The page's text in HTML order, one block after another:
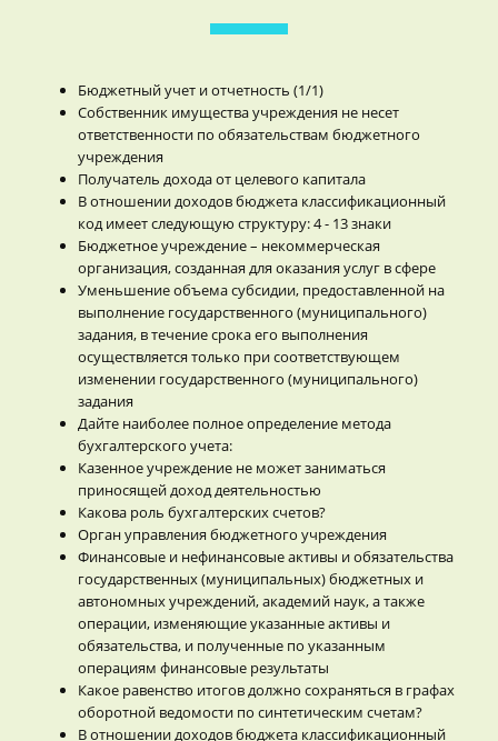
Бюджетный учет и отчетность (1/1)
Собственник имущества учреждения не несет
ответственности по обязательствам бюджетного
учреждения
Получатель дохода от целевого капитала
В отношении доходов бюджета классификационный
код имеет следующую структуру: 4 - 13 знаки
Бюджетное учреждение – некоммерческая
организация, созданная для оказания услуг в сфере
Уменьшение объема субсидии, предоставленной на
выполнение государственного (муниципального)
задания, в течение срока его выполнения
осуществляется только при соответствующем
изменении государственного (муниципального)
задания
Дайте наиболее полное определение метода
бухгалтерского учета:
Казенное учреждение не может заниматься
приносящей доход деятельностью
Какова роль бухгалтерских счетов?
Орган управления бюджетного учреждения
Финансовые и нефинансовые активы и обязательства
государственных (муниципальных) бюджетных и
автономных учреждений, академий наук, а также
операции, изменяющие указанные активы и
обязательства, и полученные по указанным
операциям финансовые результаты
Какое равенство итогов должно сохраняться в графах
оборотной ведомости по синтетическим счетам?
В отношении доходов бюджета классификационный